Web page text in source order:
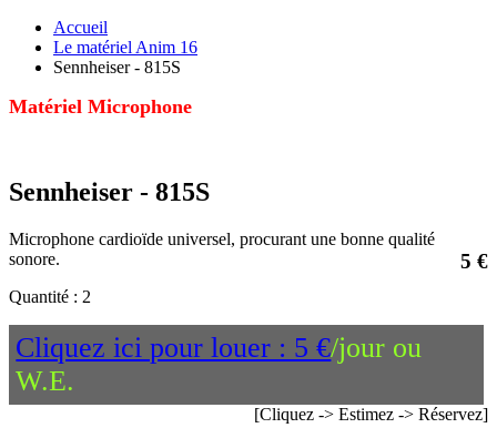
Accueil
Le matériel Anim 16
Sennheiser - 815S
Matériel Microphone
Sennheiser - 815S
5 €
Microphone cardioïde universel, procurant une bonne qualité
sonore.
Quantité : 2
Cliquez ici pour louer : 5 €/jour ou
W.E.
[Cliquez -> Estimez -> Réservez]